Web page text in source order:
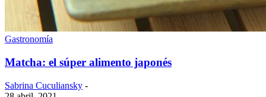
Gastronomía
Matcha: el súper alimento japonés
Sabrina Cuculiansky -